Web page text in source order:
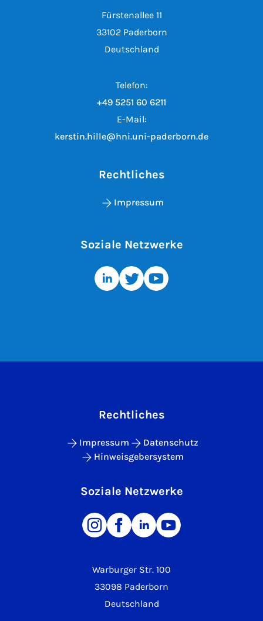
Fürstenallee 11
33102 Paderborn
Deutschland
Telefon:
+49 5251 60 6211
E-Mail:
kerstin.hille@hni.uni-paderborn.de
Rechtliches
Impressum
Soziale Netzwerke
Warburger Str. 100
33098 Paderborn
Deutschland
Rechtliches
Impressum
Datenschutz
Hinweisgebersystem
Soziale Netzwerke